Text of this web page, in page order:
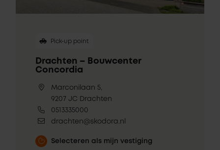
Pick-up point
Drachten – Bouwcenter
Concordia
Marconilaan 5,
9207 JC Drachten
0513335000
drachten@skodora.nl
Selecteren als mijn vestiging